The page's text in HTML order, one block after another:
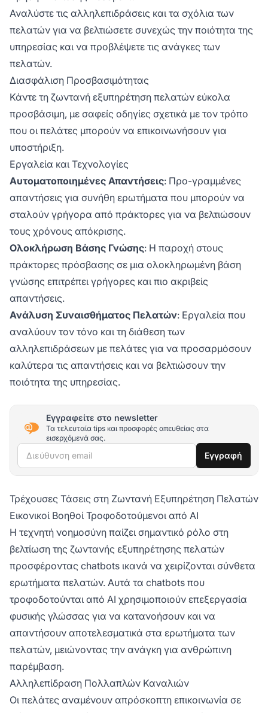
Αναλύστε τις αλληλεπιδράσεις και τα σχόλια των
πελατών για να βελτιώσετε συνεχώς την ποιότητα της
υπηρεσίας και να προβλέψετε τις ανάγκες των
πελατών.
Διασφάλιση Προσβασιμότητας
Κάντε τη ζωντανή εξυπηρέτηση πελατών εύκολα
προσβάσιμη, με σαφείς οδηγίες σχετικά με τον τρόπο
που οι πελάτες μπορούν να επικοινωνήσουν για
υποστήριξη.
Εργαλεία και Τεχνολογίες
Αυτοματοποιημένες Απαντήσεις: Προ-γραμμένες
απαντήσεις για συνήθη ερωτήματα που μπορούν να
σταλούν γρήγορα από πράκτορες για να βελτιώσουν
τους χρόνους απόκρισης.
Ολοκλήρωση Βάσης Γνώσης: Η παροχή στους
πράκτορες πρόσβασης σε μια ολοκληρωμένη βάση
γνώσης επιτρέπει γρήγορες και πιο ακριβείς
απαντήσεις.
Ανάλυση Συναισθήματος Πελατών: Εργαλεία που
αναλύουν τον τόνο και τη διάθεση των
αλληλεπιδράσεων με πελάτες για να προσαρμόσουν
καλύτερα τις απαντήσεις και να βελτιώσουν την
ποιότητα της υπηρεσίας.
Εγγραφείτε στο newsletter
Τα τελευταία tips και προσφορές απευθείας στα
εισερχόμενά σας.
Διεύθυνση email Εγγραφή
Τρέχουσες Τάσεις στη Ζωντανή Εξυπηρέτηση Πελατών
Εικονικοί Βοηθοί Τροφοδοτούμενοι από AI
Η τεχνητή νοημοσύνη παίζει σημαντικό ρόλο στη
βελτίωση της ζωντανής εξυπηρέτησης πελατών
προσφέροντας chatbots ικανά να χειρίζονται σύνθετα
ερωτήματα πελατών. Αυτά τα chatbots που
τροφοδοτούνται από AI χρησιμοποιούν επεξεργασία
φυσικής γλώσσας για να κατανοήσουν και να
απαντήσουν αποτελεσματικά στα ερωτήματα των
πελατών, μειώνοντας την ανάγκη για ανθρώπινη
παρέμβαση.
Αλληλεπίδραση Πολλαπλών Καναλιών
Οι πελάτες αναμένουν απρόσκοπτη επικοινωνία σε